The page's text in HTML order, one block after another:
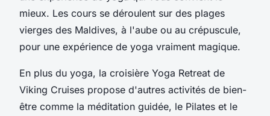
mieux. Les cours se déroulent sur des plages
vierges des Maldives, à l'aube ou au crépuscule,
pour une expérience de yoga vraiment magique.
En plus du yoga, la croisière Yoga Retreat de
Viking Cruises propose d'autres activités de bien-
être comme la méditation guidée, le Pilates et le